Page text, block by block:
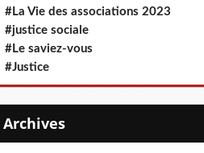
#La Vie des associations 2023
#justice sociale
#Le saviez-vous
#Justice
Archives